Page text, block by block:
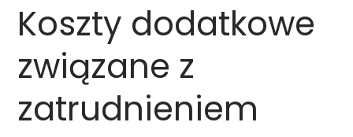
Koszty dodatkowe
związane z
zatrudnieniem